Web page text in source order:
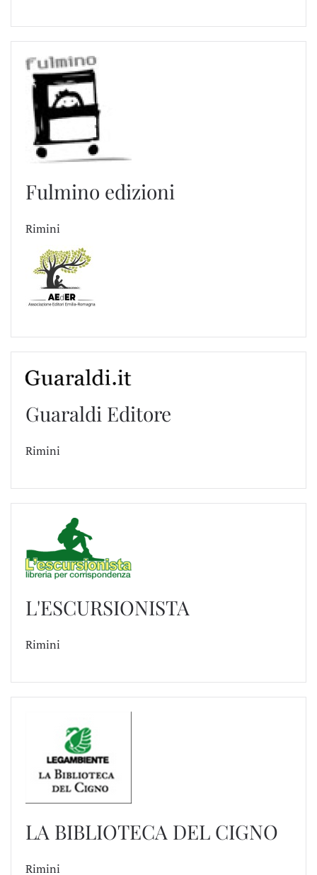
Fulmino edizioni
Rimini
Guaraldi Editore
Rimini
L'ESCURSIONISTA
Rimini
LA BIBLIOTECA DEL CIGNO
Rimini